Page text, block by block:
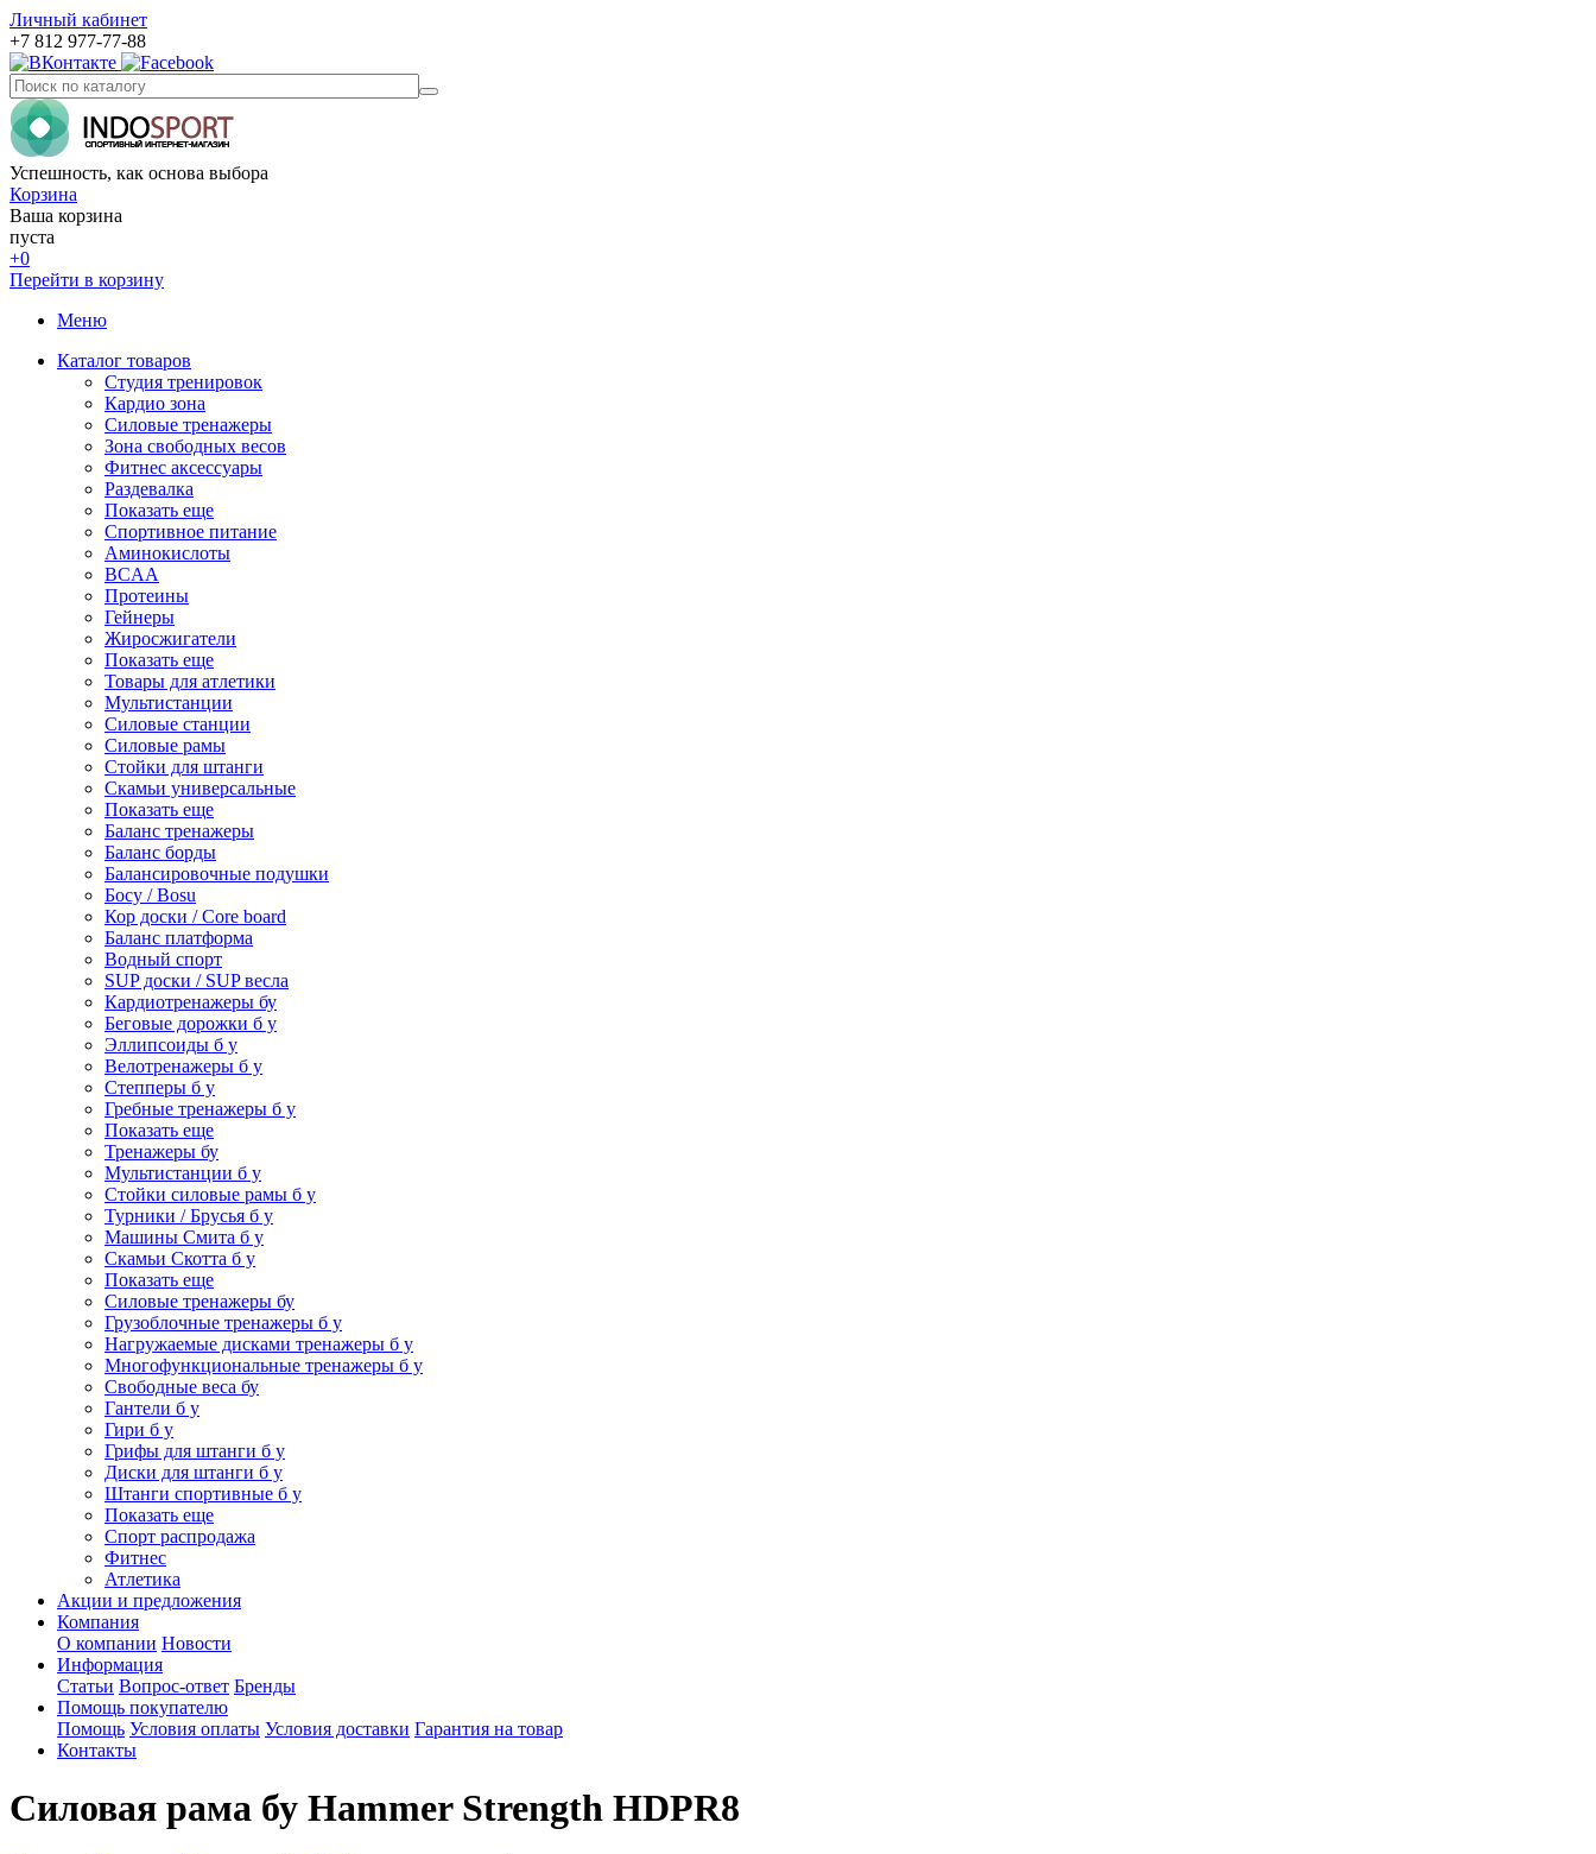
Личный кабинет
+7 812 977-77-88
Успешность, как основа выбора
Корзина
Ваша корзина
пуста
+0
Перейти в корзину
Меню
Каталог товаров
Студия тренировок
Кардио зона
Силовые тренажеры
Зона свободных весов
Фитнес аксессуары
Раздевалка
Показать еще
Спортивное питание
Аминокислоты
BCAA
Протеины
Гейнеры
Жиросжигатели
Показать еще
Товары для атлетики
Мультистанции
Силовые станции
Силовые рамы
Стойки для штанги
Скамьи универсальные
Показать еще
Баланс тренажеры
Баланс борды
Балансировочные подушки
Босу / Bosu
Кор доски / Core board
Баланс платформа
Водный спорт
SUP доски / SUP весла
Кардиотренажеры бу
Беговые дорожки б у
Эллипсоиды б у
Велотренажеры б у
Степперы б у
Гребные тренажеры б у
Показать еще
Тренажеры бу
Мультистанции б у
Стойки силовые рамы б у
Турники / Брусья б у
Машины Смита б у
Скамьи Скотта б у
Показать еще
Силовые тренажеры бу
Грузоблочные тренажеры б у
Нагружаемые дисками тренажеры б у
Многофункциональные тренажеры б у
Свободные веса бу
Гантели б у
Гири б у
Грифы для штанги б у
Диски для штанги б у
Штанги спортивные б у
Показать еще
Спорт распродажа
Фитнес
Атлетика
Акции и предложения
Компания
О компании Новости
Информация
Статьи Вопрос-ответ Бренды
Помощь покупателю
Помощь Условия оплаты Условия доставки Гарантия на товар
Контакты
Силовая рама бу Hammer Strength HDPR8